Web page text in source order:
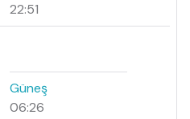
22:51
Güneş
06:26